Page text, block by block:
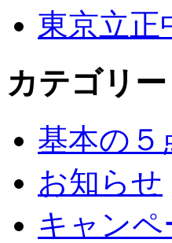
東京立
カテゴリー
基本の５
お知らせ
キャンペ